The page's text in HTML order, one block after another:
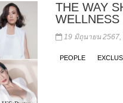
THE WAY
WELLNESS
19 มิถุนายน 2567,
PEOPLE